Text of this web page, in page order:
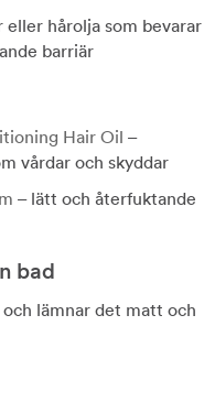
hårolja som bevarar
barriär
Hair Oil –
vårdar och skyddar
– lätt och återfuktande
bad
lämnar det matt och